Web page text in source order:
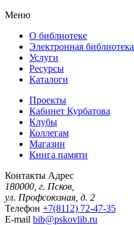
Меню
О библиотеке
Электронная библиотека
Услуги
Ресурсы
Каталоги
Проекты
Кабинет Курбатова
Клубы
Коллегам
Магазин
Книга памяти
Контакты Адрес
180000, г. Псков,
ул. Профсоюзная, д. 2
Телефон +7(8112) 72-47-35
E-mail bib@pskovlib.ru